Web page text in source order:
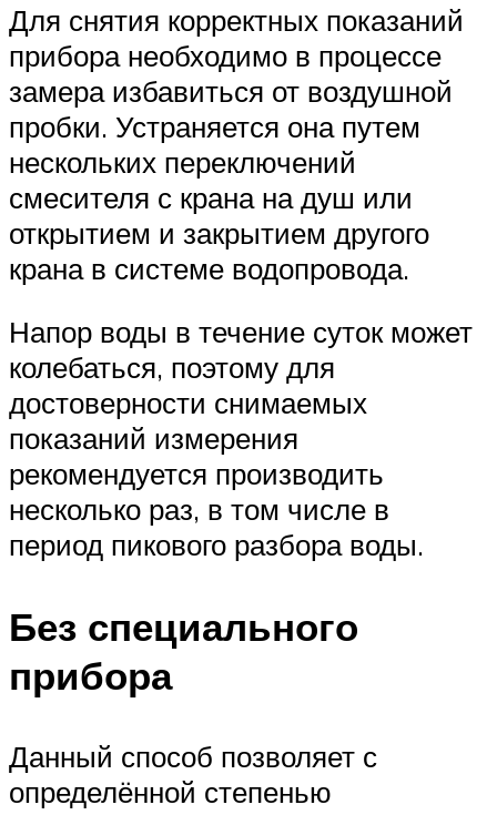
Для снятия корректных показаний
прибора необходимо в процессе
замера избавиться от воздушной
пробки. Устраняется она путем
нескольких переключений
смесителя с крана на душ или
открытием и закрытием другого
крана в системе водопровода.
Напор воды в течение суток может
колебаться, поэтому для
достоверности снимаемых
показаний измерения
рекомендуется производить
несколько раз, в том числе в
период пикового разбора воды.
Без специального
прибора
Данный способ позволяет с
определённой степенью